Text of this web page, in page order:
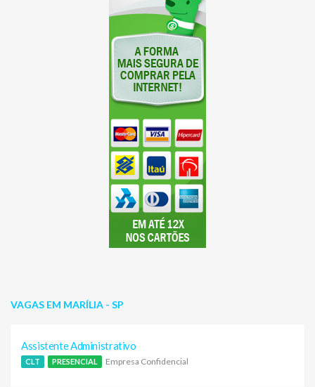
VAGAS EM MARÍLIA - SP
Assistente Administrativo
CLT PRESENCIAL Empresa Confidencial